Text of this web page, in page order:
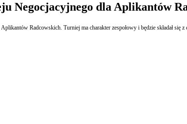
Negocjacyjnego dla Aplikantów
Radcowskich. Turniej ma charakter zespołowy i będzie składał